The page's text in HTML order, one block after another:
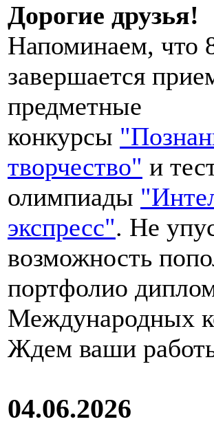
Дорогие друзья!
Напоминаем, что
завершается
предметные
конкурсы
творчество" и
олимпиады
экспресс". Не
возможность
портфолио
Международных
Ждем ваши
04.06.2026